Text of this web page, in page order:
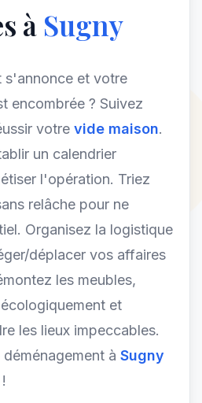
à Sugny
s'annonce et votre
encombrée ? Suivez
votre vide maison.
un calendrier
l'opération. Triez
relâche pour ne
Organisez la logistique
déplacer vos affaires
les meubles,
et
les lieux impeccables.
à Sugny